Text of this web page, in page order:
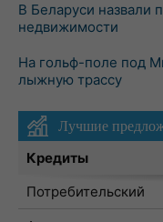
В Беларуси назвали
недвижимости
На гольф-поле под
лыжную трассу
Лучшие
Кредиты
Потребительский